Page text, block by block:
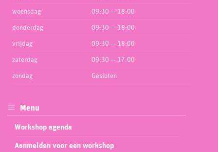
woensdag 09:30 — 18:00
donderdag 09:30 — 18:00
vrijdag 09:30 — 18:00
zaterdag 09:30 — 17:00
zondag Gesloten
Menu
Workshop agenda
Aanmelden voor een workshop